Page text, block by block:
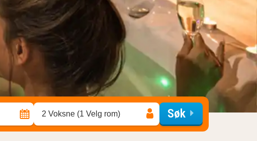
2 Voksne (1 Velg rom) Søk